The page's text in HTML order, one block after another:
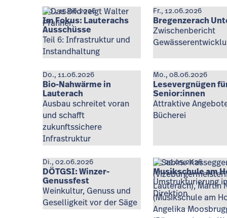
Mo., 15.06.2026
Im Fokus: Lauterachs
Ausschüsse
Teil 6: Infrastruktur und
Instandhaltung
Fr., 12.06.2026
Bregenzerach
Zwischenbericht
Do., 11.06.2026
Bio-Nahwärme in
Lauterach
Ausbau schreitet voran
und schafft
zukunftssichere
Infrastruktur
Mo., 08.06.2026
Lesevergnügen
Senior:innen
Attraktive
Bücherei
Di., 02.06.2026
DÖTGSI: Winzer-
Genussfest
Weinkultur, Genuss und
Geselligkeit vor der Säge
Fr., 29.05.2026
Musikschule am
Umstrukturierung
Direktion